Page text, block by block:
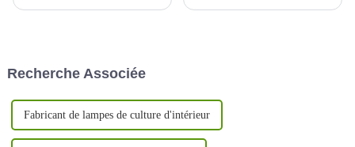
voyage pour cultiver de
difficile...
d'expédition, UV/IR...
Recherche Associée
Fabricant de lampes de culture d'intérieur